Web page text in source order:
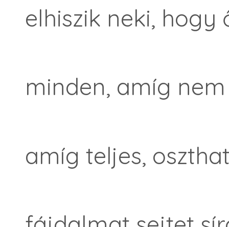
elhiszik neki, hogy
minden, amíg
amíg teljes,